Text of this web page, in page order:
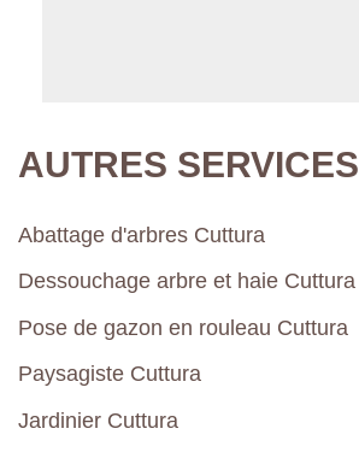
AUTRES SERVICES
Abattage d'arbres Cuttura
Dessouchage arbre et haie Cuttura
Pose de gazon en rouleau Cuttura
Paysagiste Cuttura
Jardinier Cuttura